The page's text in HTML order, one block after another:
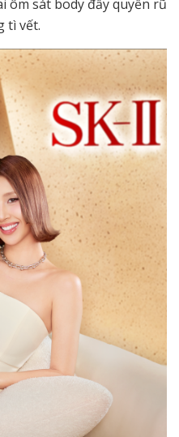
ôm sát body đầy quyến rũ
tì vết.